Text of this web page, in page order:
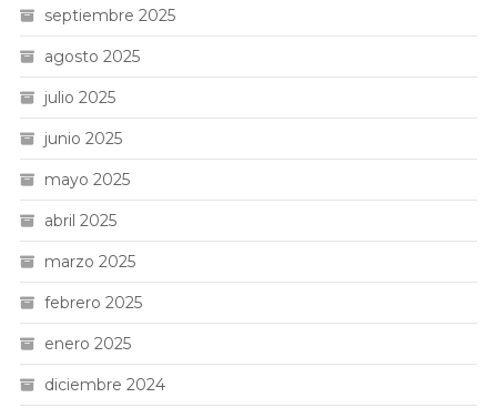
septiembre 2025
agosto 2025
julio 2025
junio 2025
mayo 2025
abril 2025
marzo 2025
febrero 2025
enero 2025
diciembre 2024